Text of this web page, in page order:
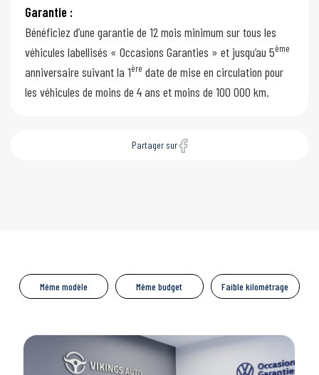
Garantie :
Bénéficiez d’une garantie de 12 mois minimum sur tous les
véhicules labellisés « Occasions Garanties » et jusqu’au 5ème
anniversaire suivant la 1ère date de mise en circulation pour
les véhicules de moins de 4 ans et moins de 100 000 km.
Partager sur
Même modèle Même budget Faible kilométrage